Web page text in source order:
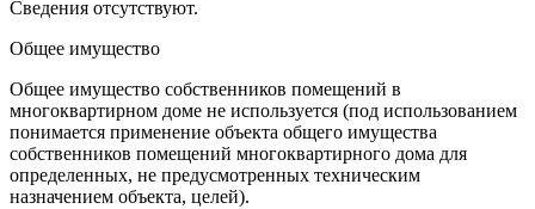
Сведения отсутствуют.
Общее имущество
Общее имущество собственников помещений в
многоквартирном доме не используется (под использованием
понимается применение объекта общего имущества
собственников помещений многоквартирного дома для
определенных, не предусмотренных техническим
назначением объекта, целей).